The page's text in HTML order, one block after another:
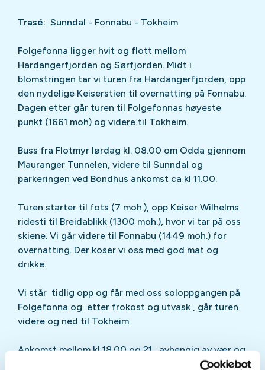
Trasé: Sunndal - Fonnabu - Tokheim
Folgefonna ligger hvit og flott mellom
Hardangerfjorden og Sørfjorden. Midt i
blomstringen tar vi turen fra Hardangerfjorden, opp
den nydelige Keiserstien til overnatting på Fonnabu.
Dagen etter går turen til Folgefonnas høyeste
punkt (1661 moh) og videre til Tokheim.
Buss fra Flotmyr lørdag kl. 08.00 om Odda gjennom
Mauranger Tunnelen, videre til Sunndal og
parkeringen ved Bondhus ankomst ca kl 11.00.
Turen starter til fots (7 moh.), opp Keiser Wilhelms
ridesti til Breidablikk (1300 moh.), hvor vi tar på oss
skiene. Vi går videre til Fonnabu (1449 moh.) for
overnatting. Der koser vi oss med god mat og
drikke.
Vi står tidlig opp og får med oss soloppgangen på
Folgefonna og etter frokost og utvask , går turen
videre og ned til Tokheim.
Ankomst mellom kl 18.00 og 21 , avhengig av vær og